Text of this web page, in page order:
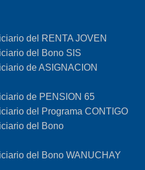
del RENTA JOVEN
del Bono SIS
de ASIGNACION
de PENSION 65
del Programa CONTIGO
del Bono
del Bono WANUCHAY